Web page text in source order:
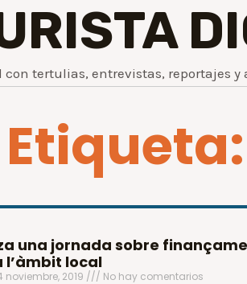
tertulias, entrevistas, reportajes y
Etiqueta:
una jornada sobre
l’àmbit local
noviembre, 2019 No hay comentarios